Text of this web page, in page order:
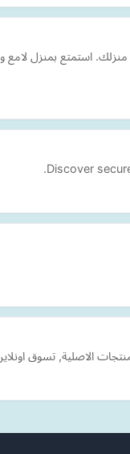
استمتع بمنزل لامع
Discover
الاصلية, تسوق